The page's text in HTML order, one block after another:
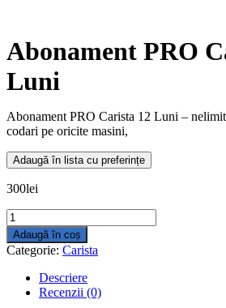
Abonament PRO
Luni
Abonament PRO Carista 12 Luni –
codari pe oricite masini,
Adaugă în lista cu preferințe
300lei
Cantitate
Abonament
PRO
Carista
Luni
Adaugă în coș
Categorie: Carista
Descriere
Recenzii (0)